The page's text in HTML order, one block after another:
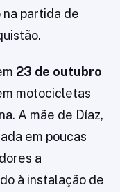
na partida de
23 de outubro
motocicletas
A mãe de Díaz,
em poucas
a
à instalação de